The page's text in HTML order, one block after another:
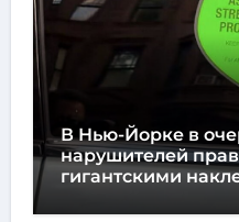
В Нью-Йорке в
нарушителей
гигантскими